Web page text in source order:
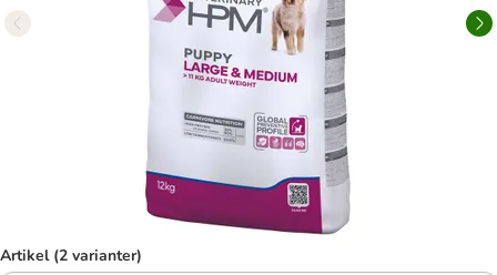
Artikel (2 varianter)